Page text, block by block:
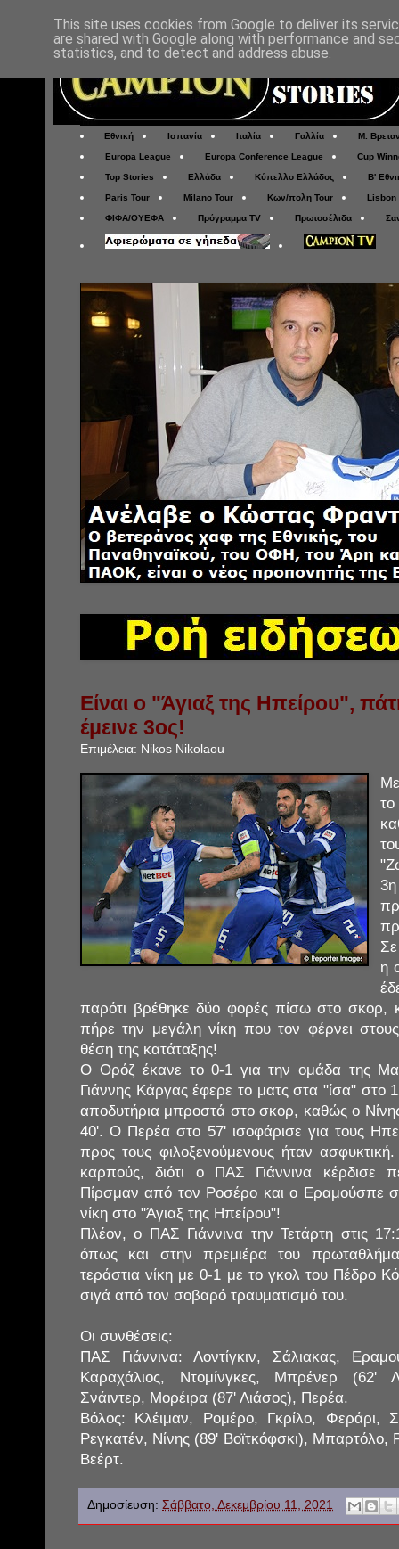
Εθνική Ισπανία Ιταλία Γαλλία Μ.
Europa League Europa Conference League Cup
Top Stories Ελλάδα Κύπελλο Ελλάδος Β'
Paris Tour Milano Tour Κων/πολη Tour Lisbon
ΦΙΦΑ/ΟΥΕΦΑ Πρόγραμμα TV Πρωτοσέλιδα
Είναι ο "Άγιαξ της Ηπείρου",
έμεινε 3ος!
Επιμέλεια: Nikos Nikolaou
η
παρότι βρέθηκε δύο φορές πίσω στο σκορ,
πήρε την μεγάλη νίκη που τον φέρνει
θέση της κατάταξης!
Ο Ορόζ έκανε το 0-1 για την ομάδα της
Γιάννης Κάργας έφερε το ματς στα "ίσα" στο
αποδυτήρια μπροστά στο σκορ, καθώς ο
40'. Ο Περέα στο 57' ισοφάρισε για τους
προς τους φιλοξενούμενους ήταν
καρπούς, διότι ο ΠΑΣ Γιάννινα κέρδισε
Πίρσμαν από τον Ροσέρο και ο Εραμούσπε
νίκη στο "Άγιαξ της Ηπείρου"!
Πλέον, ο ΠΑΣ Γιάννινα την Τετάρτη στις
όπως και στην πρεμιέρα του
τεράστια νίκη με 0-1 με το γκολ του Πέδρο
σιγά από τον σοβαρό τραυματισμό του.
Οι συνθέσεις:
ΠΑΣ Γιάννινα: Λοντίγκιν, Σάλιακας,
Καραχάλιος, Ντομίνγκες, Μπρένερ (62'
Σνάιντερ, Μορέιρα (87' Λιάσος), Περέα.
Βόλος: Κλέιμαν, Ρομέρο, Γκρίλο, Φεράρι,
Ρεγκατέν, Νίνης (89' Βοϊτκόφσκι), Μπαρτόλο,
Βεέρτ.
Δημοσίευση: Σάββατο, Δεκεμβρίου 11, 2021
This site uses cookies from Google to deliver its
are shared with Google along with performance and
statistics, and to detect and address abuse.